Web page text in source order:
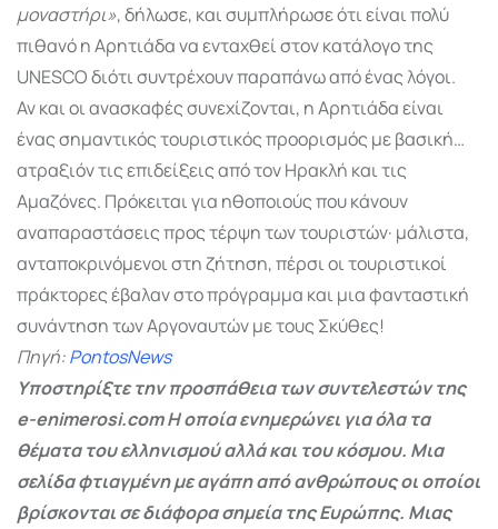
μοναστήρι», δήλωσε, και συμπλήρωσε ότι είναι πολύ
πιθανό η Αρητιάδα να ενταχθεί στον κατάλογο της
UNESCO διότι συντρέχουν παραπάνω από ένας λόγοι.
Αν και οι ανασκαφές συνεχίζονται, η Αρητιάδα είναι
ένας σημαντικός τουριστικός προορισμός με βασική…
ατραξιόν τις επιδείξεις από τον Ηρακλή και τις
Αμαζόνες. Πρόκειται για ηθοποιούς που κάνουν
αναπαραστάσεις προς τέρψη των τουριστών· μάλιστα,
ανταποκρινόμενοι στη ζήτηση, πέρσι οι τουριστικοί
πράκτορες έβαλαν στο πρόγραμμα και μια φανταστική
συνάντηση των Αργοναυτών με τους Σκύθες!
Πηγή:PontosNews
Υποστηρίξτε την προσπάθεια των συντελεστών της
e-enimerosi.com Η οποία ενημερώνει για όλα τα
θέματα του ελληνισμού αλλά και του κόσμου. Μια
σελίδα φτιαγμένη με αγάπη από ανθρώπους οι οποίοι
βρίσκονται σε διάφορα σημεία της Ευρώπης. Μιας